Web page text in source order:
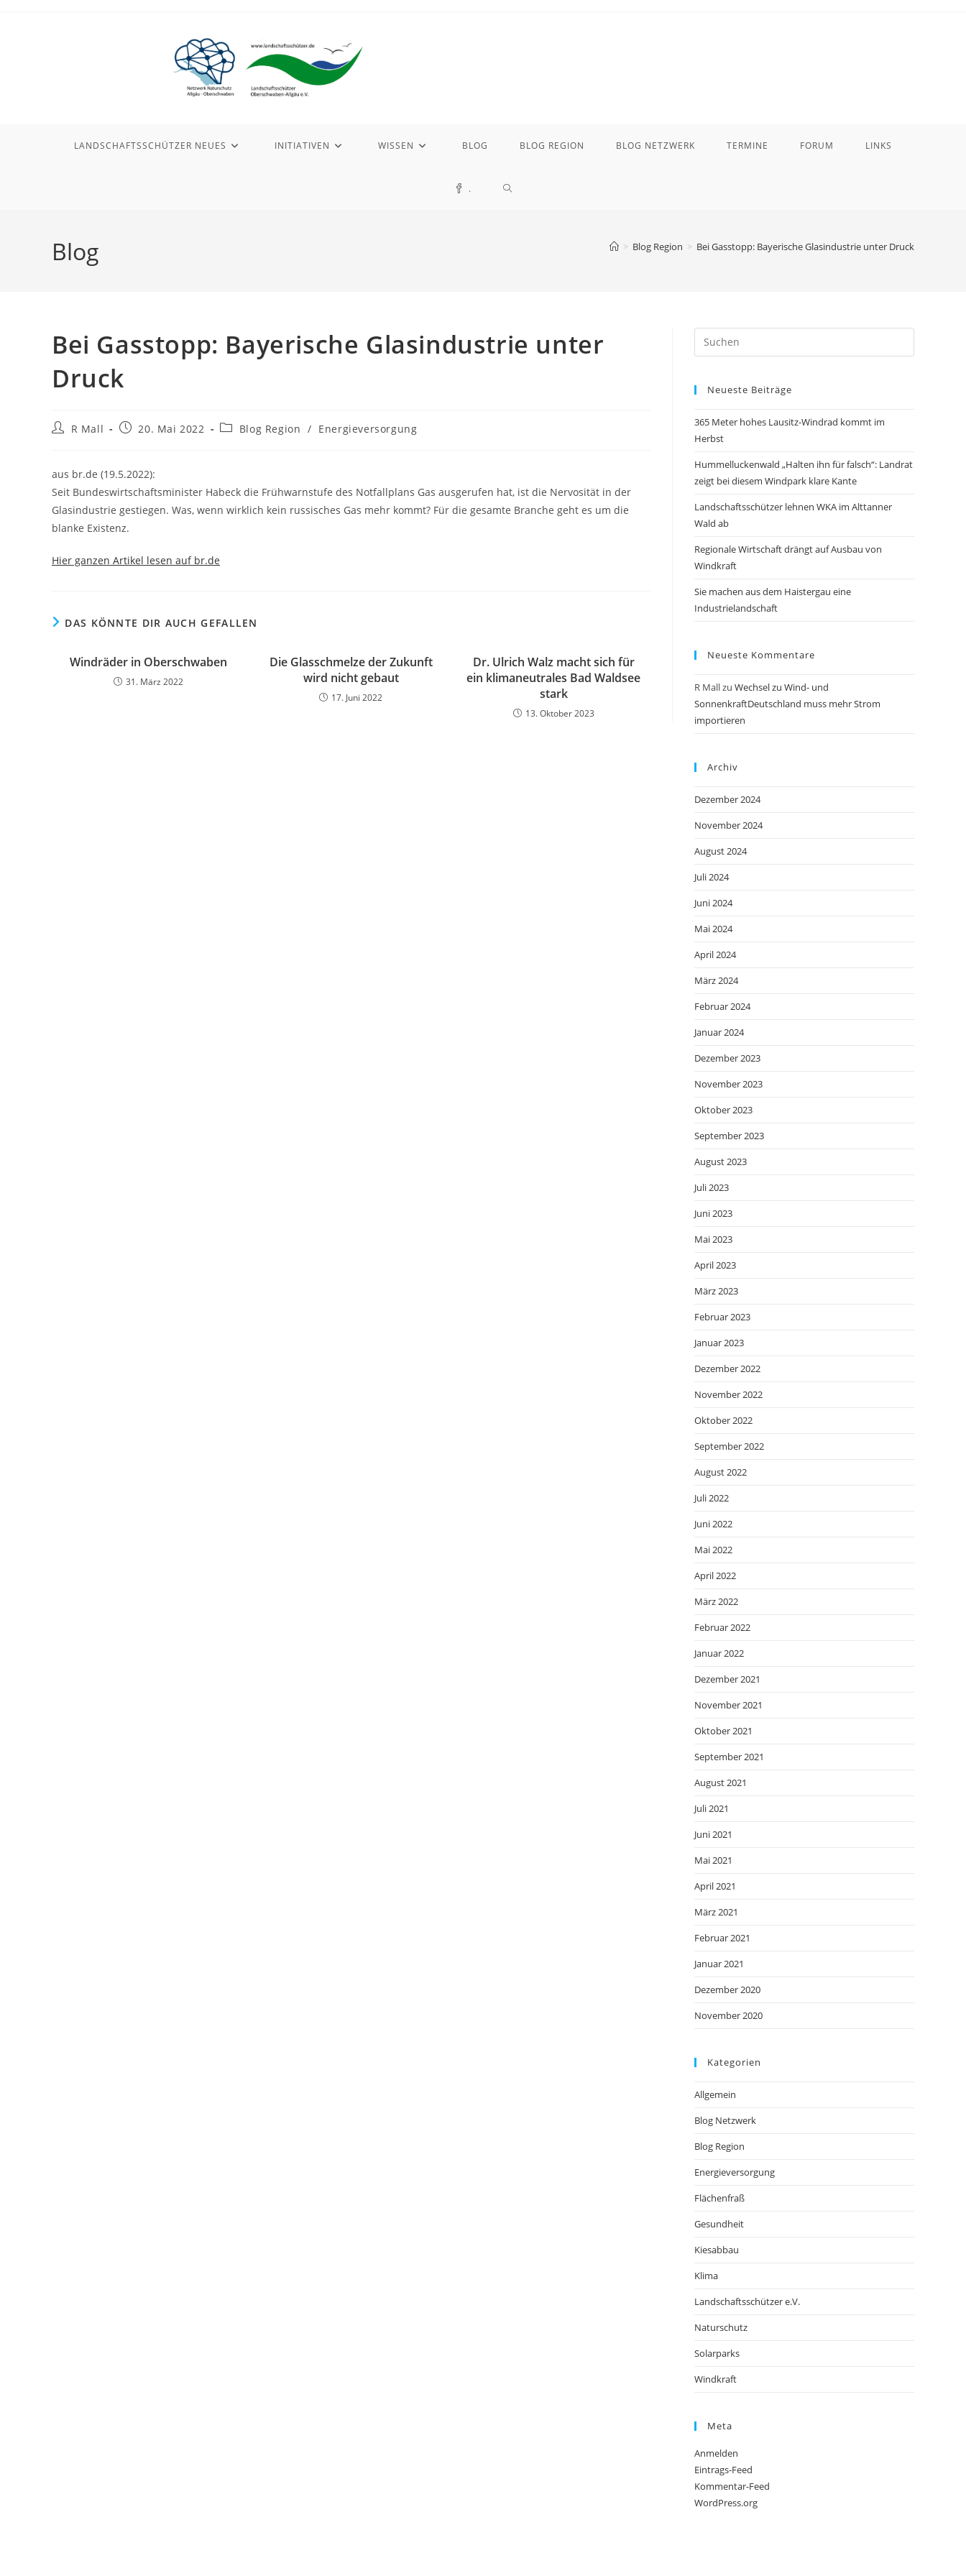
LANDSCHAFTSSCHÜTZER NEUES INITIATIVEN WISSEN BLOG BLOG REGION BLOG NETZWERK TERMINE FORUM LINKS
. WEBSITE-
Blog > Blog Region > Bei Gasstopp: Bayerische Glasindustrie unter Druck
Bei Gasstopp: Bayerische Glasindustrie unter
Druck
Beitrags-
R Mall
Beitrag20. Mai 2022
Beitrags-
Blog Region / Energieversorgung
aus br.de (19.5.2022):
Seit Bundeswirtschaftsminister Habeck die Frühwarnstufe des Notfallplans Gas ausgerufen hat, ist die Nervosität in der
Glasindustrie gestiegen. Was, wenn wirklich kein russisches Gas mehr kommt? Für die gesamte Branche geht es um die
blanke Existenz.
Hier ganzen Artikel lesen auf br.de
DAS KÖNNTE DIR AUCH GEFALLEN
Windräder in Oberschwaben
31. März 2022
Die Glasschmelze der Zukunft
wird nicht gebaut
17. Juni 2022
Dr. Ulrich Walz macht sich für
ein klimaneutrales Bad Waldsee
stark
13. Oktober 2023
Neueste Beiträge
365 Meter hohes Lausitz-Windrad kommt im
Herbst
Hummelluckenwald „Halten ihn für falsch“: Landrat
zeigt bei diesem Windpark klare Kante
Landschaftsschützer lehnen WKA im Alttanner
Wald ab
Regionale Wirtschaft drängt auf Ausbau von
Windkraft
Sie machen aus dem Haistergau eine
Industrielandschaft
Neueste Kommentare
R Mallzu Wechsel zu Wind- und
SonnenkraftDeutschland muss mehr Strom
importieren
Archiv
Dezember 2024
November 2024
August 2024
Juli 2024
Juni 2024
Mai 2024
April 2024
März 2024
Februar 2024
Januar 2024
Dezember 2023
November 2023
Oktober 2023
September 2023
August 2023
Juli 2023
Juni 2023
Mai 2023
April 2023
März 2023
Februar 2023
Januar 2023
Dezember 2022
November 2022
Oktober 2022
September 2022
August 2022
Juli 2022
Juni 2022
Mai 2022
April 2022
März 2022
Februar 2022
Januar 2022
Dezember 2021
November 2021
Oktober 2021
September 2021
August 2021
Juli 2021
Juni 2021
Mai 2021
April 2021
März 2021
Februar 2021
Januar 2021
Dezember 2020
November 2020
Kategorien
Allgemein
Blog Netzwerk
Blog Region
Energieversorgung
Flächenfraß
Gesundheit
Kiesabbau
Klima
Landschaftsschützer e.V.
Naturschutz
Solarparks
Windkraft
Meta
Anmelden
Eintrags-Feed
Kommentar-Feed
WordPress.org